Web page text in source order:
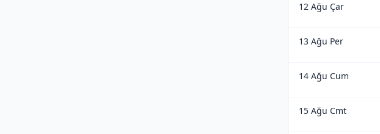
12 Ağu Çar
13 Ağu Per
14 Ağu Cum
15 Ağu Cmt